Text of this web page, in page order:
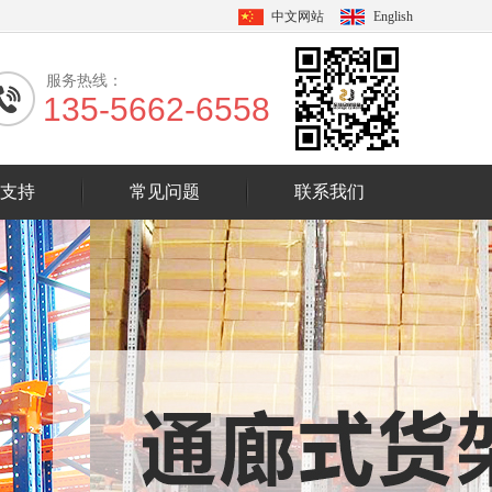
中文网站 English
服务热线：
135-5662-6558
持 常见问题 联系我们